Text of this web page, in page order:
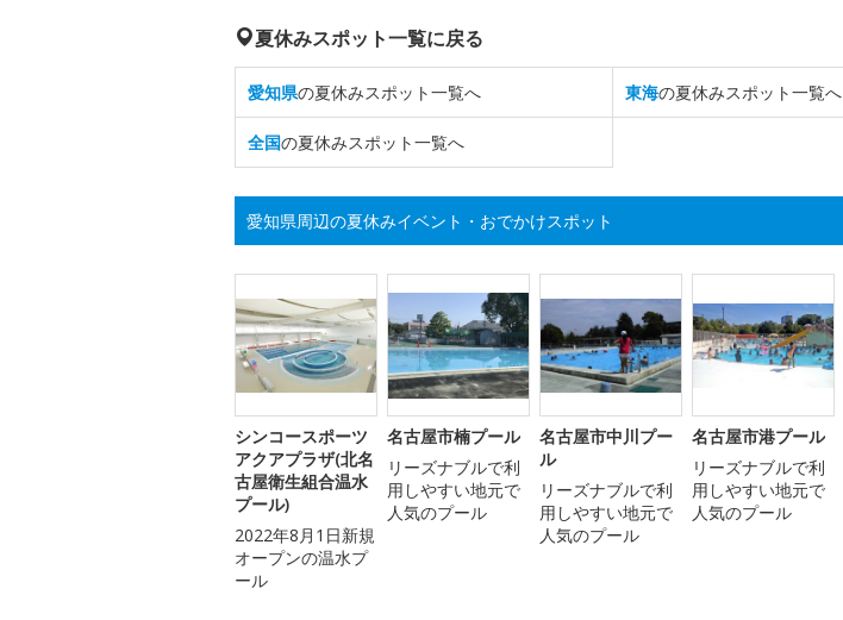
夏休みスポット一覧に戻る
愛知県の夏休みスポット一覧へ 東海の夏休みスポット一覧へ
全国の夏休みスポット一覧へ
愛知県周辺の夏休みイベント・おでかけスポット
シンコースポーツ
アクアプラザ(北名
古屋衛生組合温水
プール)
2022年8月1日新規
オープンの温水プ
ール
名古屋市楠プール
リーズナブルで利
用しやすい地元で
人気のプール
名古屋市中川プー
ル
リーズナブルで利
用しやすい地元で
人気のプール
名古屋市港プール
リーズナブルで利
用しやすい地元で
人気のプール